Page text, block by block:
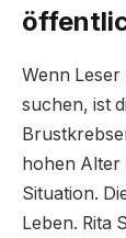
Wenn Leser
suchen, ist
hohen Alter
Situation.
Leben. Rita